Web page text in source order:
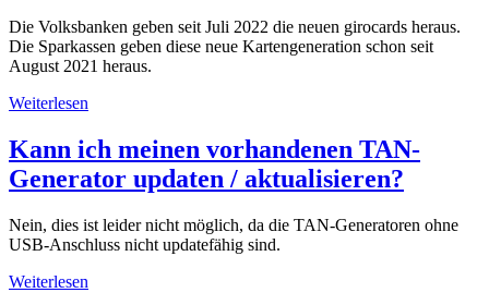
Die Volksbanken geben seit Juli 2022 die neuen girocards heraus.
Die Sparkassen geben diese neue Kartengeneration schon seit
August 2021 heraus.
Weiterlesen
Kann ich meinen vorhandenen TAN-
Generator updaten / aktualisieren?
Nein, dies ist leider nicht möglich, da die TAN-Generatoren ohne
USB-Anschluss nicht updatefähig sind.
Weiterlesen